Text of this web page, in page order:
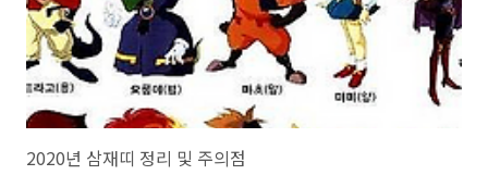
2020년 삼재띠 정리 및 주의점